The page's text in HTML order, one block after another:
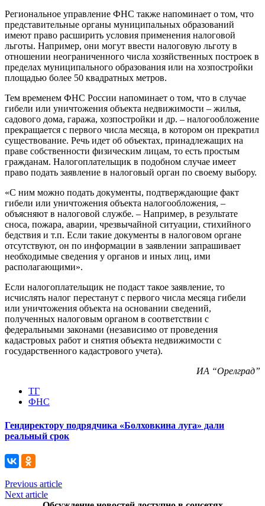
Региональное управление ФНС также напоминает о том, что
представительные органы муниципальных образований
имеют право расширить условия применения налоговой
льготы. Например, они могут ввести налоговую льготу в
отношении неограниченного числа хозяйственных построек в
пределах муниципального образования или на хозпостройки
площадью более 50 квадратных метров.
Тем временем ФНС России напоминает о том, что в случае
гибели или уничтожения объекта недвижимости – жилья,
садового дома, гаража, хозпостройки и др. – налогообложение
прекращается с первого числа месяца, в котором он прекратил
существование. Речь идет об объектах, принадлежащих на
праве собственности физическим лицам, то есть простым
гражданам. Налогоплательщик в подобном случае имеет
право подать заявление в налоговый орган по своему выбору.
«С ним можно подать документы, подтверждающие факт
гибели или уничтожения объекта налогообложения, –
объясняют в налоговой службе. – Например, в результате
сноса, пожара, аварии, чрезвычайной ситуации, стихийного
бедствия и т.п. Если такие документы в налоговом органе
отсутствуют, он по информации в заявлении запрашивает
необходимые сведения у органов и иных лиц, ими
располагающими».
Если налогоплательщик не подаст такое заявление, то
исчислять налог перестанут с первого числа месяца гибели
или уничтожения объекта на основании сведений,
полученных налоговым органом в соответствии с
федеральными законами (независимо от проведения
кадастровых работ и снятия объекта недвижимости с
государственного кадастрового учета).
ИА “Орелград”
ТГ
ФНС
Гендиректору подрядчика «Болховкина луга» дали
реальный срок
Previous article
Next article